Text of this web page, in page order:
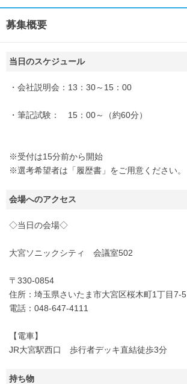
募集概要
当日のスケジュール
・会社説明会：13：30～15：00
・筆記試験： 15：00～（約60分）
※受付は15分前から開始
※選考希望者は「履歴書」をご用意ください。
会場へのアクセス
◇当日の会場◇
大宮ソニックシティ 会議室502
〒330-0854
住所：埼玉県さいたま市大宮区桜木町1丁目7-5
電話：048-647-4111
【電車】
JR大宮駅西口 歩行者デッキ直結徒歩3分
持ち物